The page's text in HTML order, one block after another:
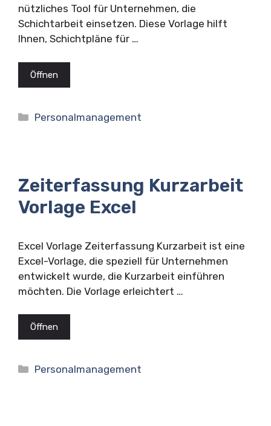
nützliches Tool für Unternehmen, die
Schichtarbeit einsetzen. Diese Vorlage hilft
Ihnen, Schichtpläne für …
Öffnen
Kategorien
Personalmanagement
Zeiterfassung Kurzarbeit
Vorlage Excel
Excel Vorlage Zeiterfassung Kurzarbeit ist eine
Excel-Vorlage, die speziell für Unternehmen
entwickelt wurde, die Kurzarbeit einführen
möchten. Die Vorlage erleichtert …
Öffnen
Kategorien
Personalmanagement